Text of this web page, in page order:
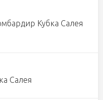
Кубка Салея
Салея